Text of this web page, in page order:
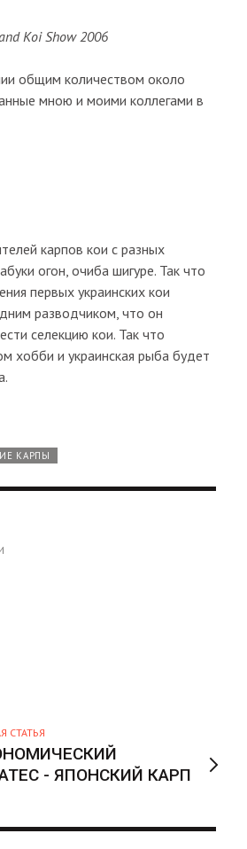
Koi Show 2006
общим количеством около
мною и моими коллегами в
карпов кои с разных
огон, очиба шигуре. Так что
первых украинских кои
разводчиком, что он
селекцию кои. Так что
хобби и украинская рыба будет
КАРПЫ
СТАТЬЯ
- ЯПОНСКИЙ КАРП